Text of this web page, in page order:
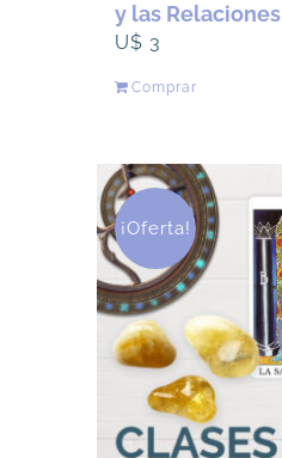
y las Relaciones
U$ 3
Comprar
¡Oferta!